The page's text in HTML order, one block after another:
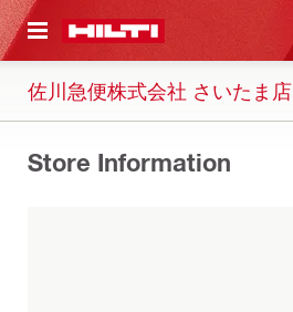
内容を表示
佐川急便株式会社 さいたま店
Store Information